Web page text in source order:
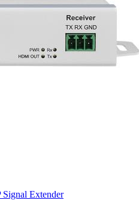
Extender